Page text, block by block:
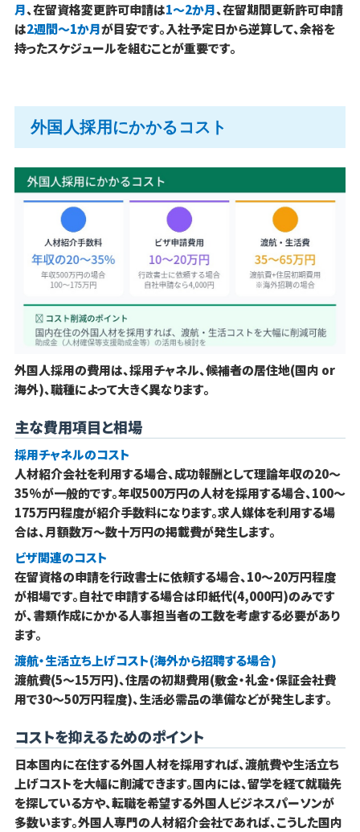
月、在留資格変更許可申請は1〜2か月、在留期間更新許可申請
は2週間〜1か月が目安です。入社予定日から逆算して、余裕を
持ったスケジュールを組むことが重要です。
外国人採用にかかるコスト
外国人採用の費用は、採用チャネル、候補者の居住地(国内 or
海外)、職種によって大きく異なります。
主な費用項目と相場
採用チャネルのコスト
人材紹介会社を利用する場合、成功報酬として理論年収の20〜
35%が一般的です。年収500万円の人材を採用する場合、100〜
175万円程度が紹介手数料になります。求人媒体を利用する場
合は、月額数万〜数十万円の掲載費が発生します。
ビザ関連のコスト
在留資格の申請を行政書士に依頼する場合、10〜20万円程度
が相場です。自社で申請する場合は印紙代(4,000円)のみです
が、書類作成にかかる人事担当者の工数を考慮する必要があり
ます。
渡航・生活立ち上げコスト(海外から招聘する場合)
渡航費(5〜15万円)、住居の初期費用(敷金・礼金・保証会社費
用で30〜50万円程度)、生活必需品の準備などが発生します。
コストを抑えるためのポイント
日本国内に在住する外国人材を採用すれば、渡航費や生活立ち
上げコストを大幅に削減できます。国内には、留学を経て就職先
を探している方や、転職を希望する外国人ビジネスパーソンが
多数います。外国人専門の人材紹介会社であれば、こうした国内